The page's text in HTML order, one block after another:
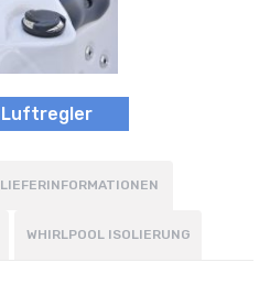
Luftregler
LIEFERINFORMATIONEN
WHIRLPOOL ISOLIERUNG